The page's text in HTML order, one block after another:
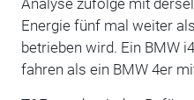
Energie fünf mal weiter
betrieben wird. Ein BMW
fahren als ein BMW 4er